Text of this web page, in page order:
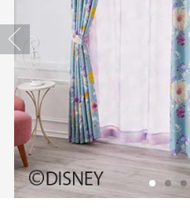
お気に入りリスト
お見積り来店予約はこちら
法人のお客様へ
Previous